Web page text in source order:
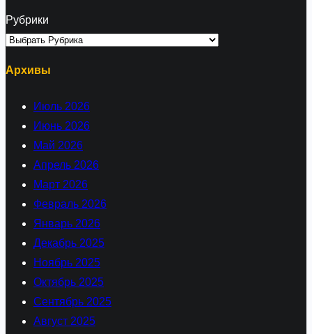
Рубрики
Архивы
Июль 2026
Июнь 2026
Май 2026
Апрель 2026
Март 2026
Февраль 2026
Январь 2026
Декабрь 2025
Ноябрь 2025
Октябрь 2025
Сентябрь 2025
Август 2025